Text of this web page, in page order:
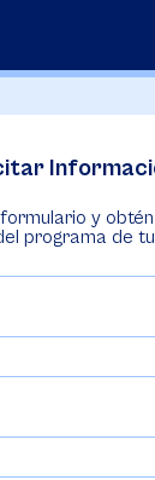
y
programa de